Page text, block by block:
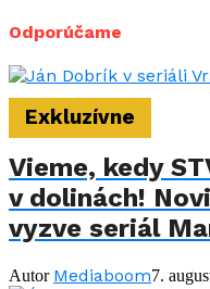
Odporúčame
Exkluzívne
Vieme, kedy
v dolinách!
vyzve seriál
Autor Mediaboom7.